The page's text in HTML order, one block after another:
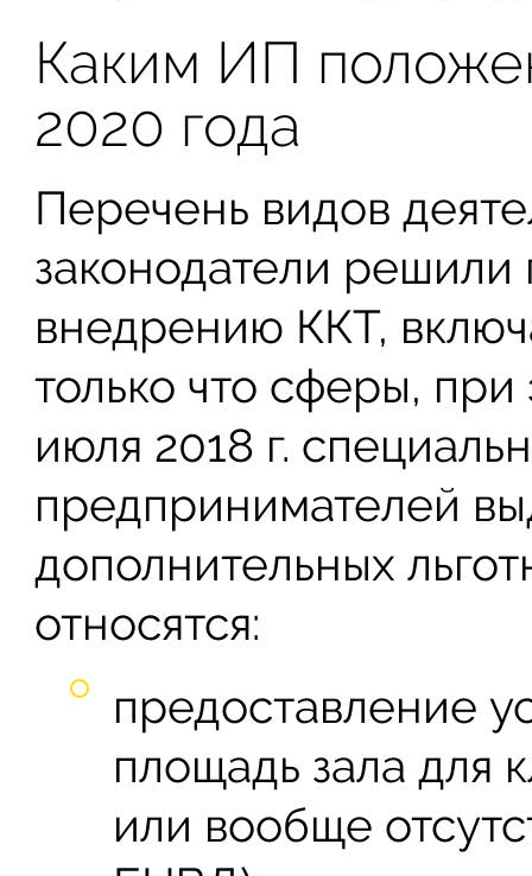
Каким ИП
2020 года
Перечень видов
законодатели решили
внедрению ККТ,
только что сферы,
июля 2018 г.
предпринимателей
дополнительных
относятся:
предоставление
площадь зала для
или вообще